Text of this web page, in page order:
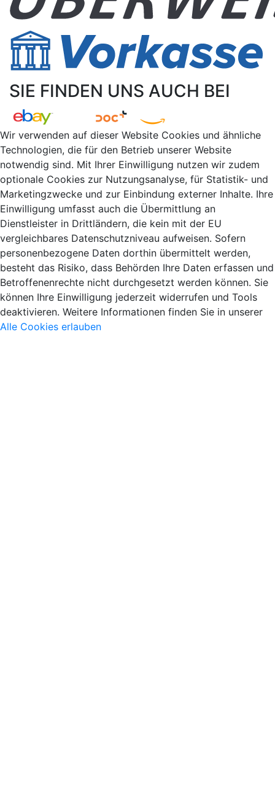
SIE FINDEN UNS AUCH BEI
Wir verwenden auf dieser Website Cookies und ähnliche
Technologien, die für den Betrieb unserer Website
notwendig sind. Mit Ihrer Einwilligung nutzen wir zudem
optionale Cookies zur Nutzungsanalyse, für Statistik- und
Marketingzwecke und zur Einbindung externer Inhalte. Ihre
Einwilligung umfasst auch die Übermittlung an
Dienstleister in Drittländern, die kein mit der EU
vergleichbares Datenschutzniveau aufweisen. Sofern
personenbezogene Daten dorthin übermittelt werden,
besteht das Risiko, dass Behörden Ihre Daten erfassen und
Betroffenenrechte nicht durchgesetzt werden können. Sie
können Ihre Einwilligung jederzeit widerrufen und Tools
deaktivieren. Weitere Informationen finden Sie in unserer
Alle Cookies erlauben